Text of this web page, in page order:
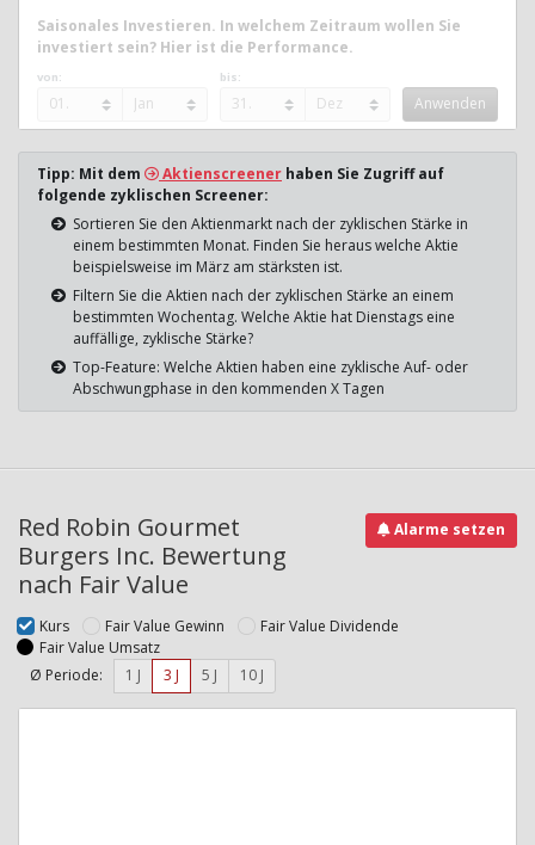
Saisonales Investieren. In welchem Zeitraum wollen Sie
investiert sein? Hier ist die Performance.
von: bis:
Tipp: Mit dem Aktienscreener haben Sie Zugriff auf
folgende zyklischen Screener:
Sortieren Sie den Aktienmarkt nach der zyklischen Stärke in
einem bestimmten Monat. Finden Sie heraus welche Aktie
beispielsweise im März am stärksten ist.
Filtern Sie die Aktien nach der zyklischen Stärke an einem
bestimmten Wochentag. Welche Aktie hat Dienstags eine
auffällige, zyklische Stärke?
Top-Feature: Welche Aktien haben eine zyklische Auf- oder
Abschwungphase in den kommenden X Tagen
Red Robin Gourmet
Burgers Inc. Bewertung
nach Fair Value
Alarme setzen
Kurs Fair Value Gewinn
Fair Value Dividende
Fair Value Umsatz
Ø Periode:
1 J 3 J 5 J 10 J